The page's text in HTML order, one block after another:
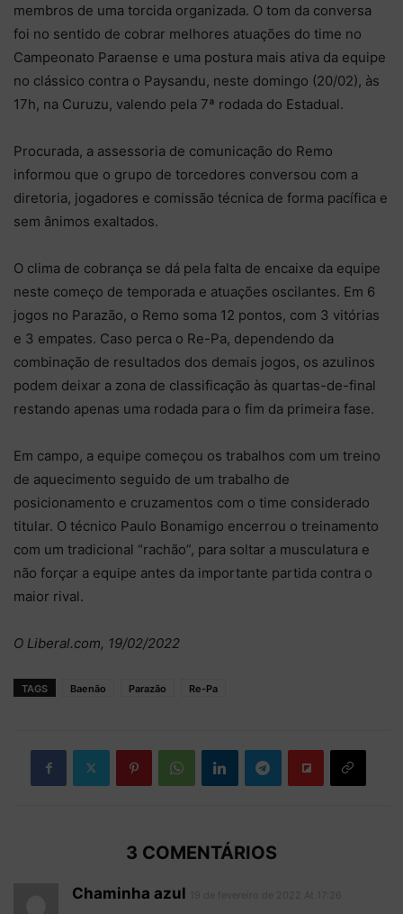
membros de uma torcida organizada. O tom da conversa
foi no sentido de cobrar melhores atuações do time no
Campeonato Paraense e uma postura mais ativa da equipe
no clássico contra o Paysandu, neste domingo (20/02), às
17h, na Curuzu, valendo pela 7ª rodada do Estadual.
Procurada, a assessoria de comunicação do Remo
informou que o grupo de torcedores conversou com a
diretoria, jogadores e comissão técnica de forma pacífica e
sem ânimos exaltados.
O clima de cobrança se dá pela falta de encaixe da equipe
neste começo de temporada e atuações oscilantes. Em 6
jogos no Parazão, o Remo soma 12 pontos, com 3 vitórias
e 3 empates. Caso perca o Re-Pa, dependendo da
combinação de resultados dos demais jogos, os azulinos
podem deixar a zona de classificação às quartas-de-final
restando apenas uma rodada para o fim da primeira fase.
Em campo, a equipe começou os trabalhos com um treino
de aquecimento seguido de um trabalho de
posicionamento e cruzamentos com o time considerado
titular. O técnico Paulo Bonamigo encerrou o treinamento
com um tradicional “rachão”, para soltar a musculatura e
não forçar a equipe antes da importante partida contra o
maior rival.
O Liberal.com, 19/02/2022
TAGS Baenão Parazão Re-Pa
3 COMENTÁRIOS
Chaminha azul